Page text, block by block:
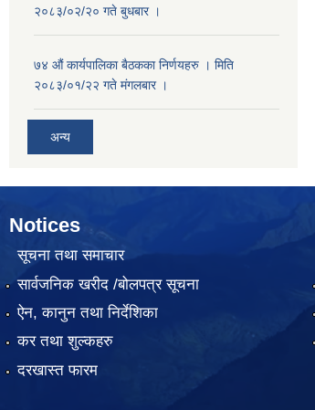
२०८३/०२/२० गते बुधबार ।
७४ औं कार्यपालिका बैठकका निर्णयहरु । मिति
२०८३/०१/२२ गते मंगलबार ।
अन्य
Notices
सूचना तथा समाचार
सार्वजनिक खरीद /बोलपत्र सूचना
ऐन, कानुन तथा निर्देशिका
कर तथा शुल्कहरु
दरखास्त फारम